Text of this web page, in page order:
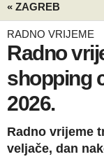
« ZAGREB
RADNO VRIJEME
Radno
shopping
2026.
Radno vrijeme
veljače, dan